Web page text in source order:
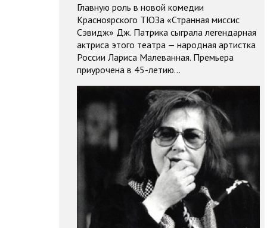
Главную роль в новой комедии
Красноярского ТЮЗа «Странная миссис
Сэвидж» Дж. Патрика сыграла легендарная
актриса этого театра — народная артистка
России Лариса Малеванная. Премьера
приурочена в 45-летию…